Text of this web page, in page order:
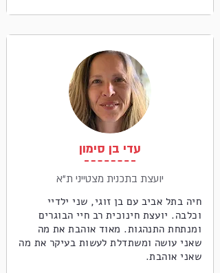
עדי בן סימון
יועצת בתכנית מצטייני ת"א
חיה בתל אביב עם בן זוגי, שני ילדיי
וכלבה. יועצת חינוכית רב חיי הבוגרים
ומנתחת התנהגות. מאוד אוהבת את מה
שאני עושה ומשתדלת לעשות בעיקר את מה
שאני אוהבת.